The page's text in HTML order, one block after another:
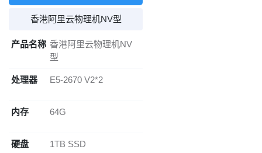
香港阿里云物理机NV型
产品名称 香港阿里云物理机NV
型
处理器 E5-2670 V2*2
内存 64G
硬盘 1TB SSD